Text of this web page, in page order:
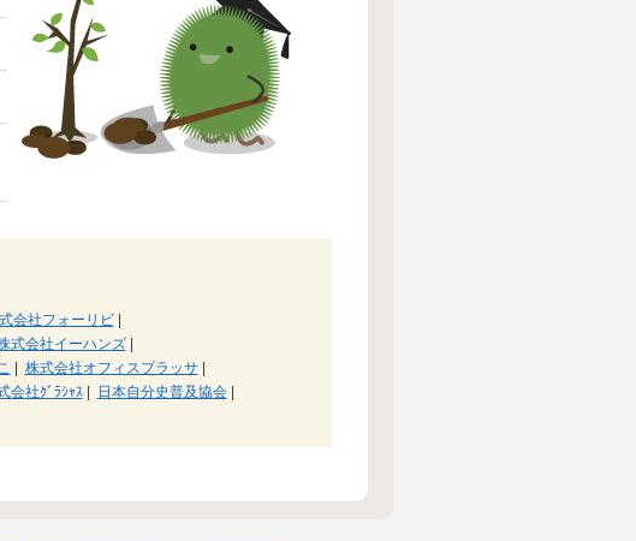
会社フォーリビ|
式会社イーハンズ|
株式会社オフィスプラッサ|
会社ｸﾞﾗｼｬｽ| 日本自分史普及協会|